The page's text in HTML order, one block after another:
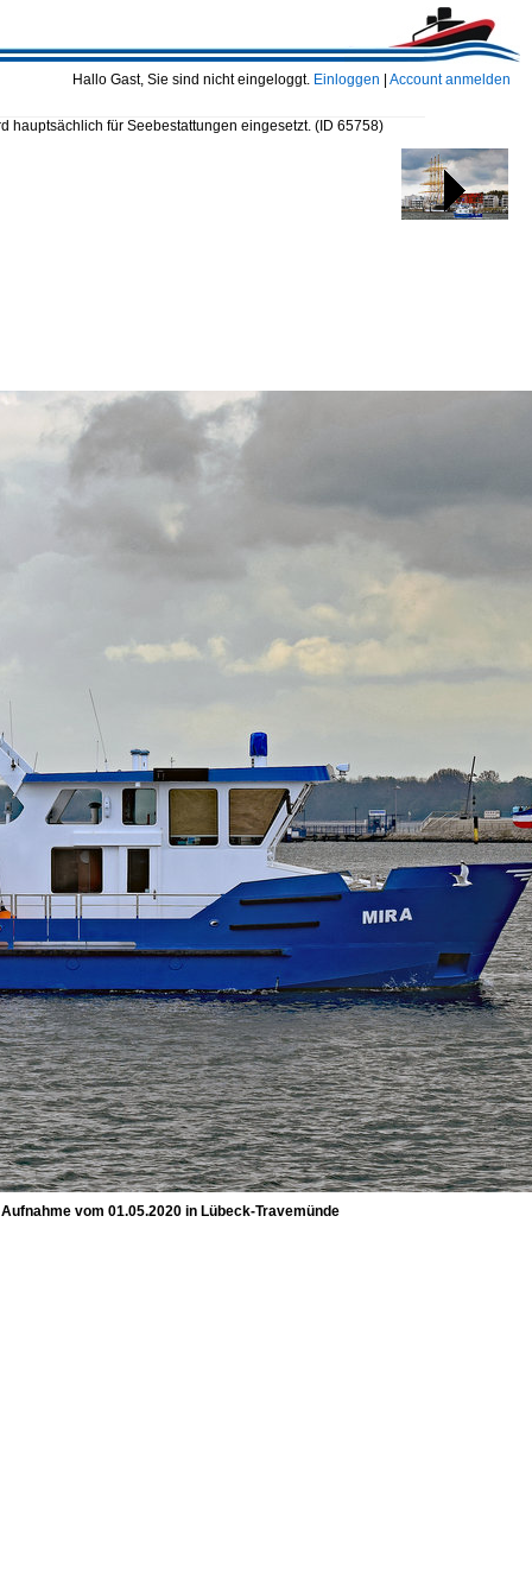
Hallo Gast, Sie sind nicht eingeloggt. Einloggen Account anmelden
hauptsächlich für Seebestattungen eingesetzt. (ID 65758)
vom 01.05.2020 in Lübeck-Travemünde